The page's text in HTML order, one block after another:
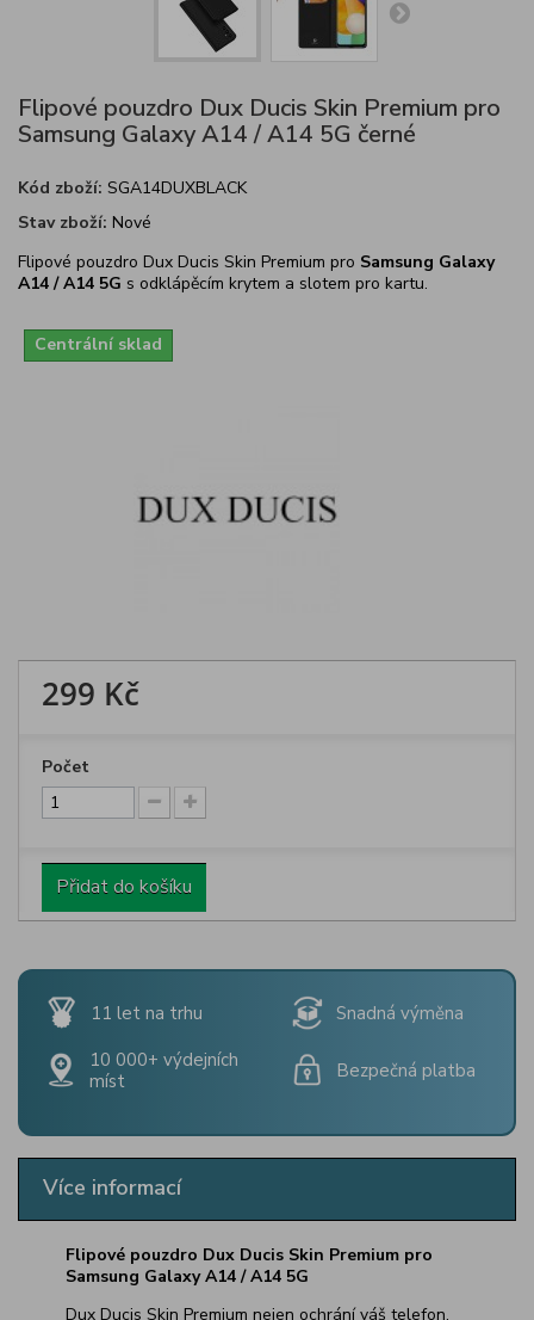
Flipové pouzdro Dux Ducis Skin Premium pro
Samsung Galaxy A14 / A14 5G černé
Kód zboží: SGA14DUXBLACK
Stav zboží: Nové
Flipové pouzdro Dux Ducis Skin Premium pro Samsung Galaxy
A14 / A14 5G s odklápěcím krytem a slotem pro kartu.
Centrální sklad
299 Kč
Počet
Přidat do košíku
11 let na trhu
Snadná výměna
10 000+ výdejních
míst
Bezpečná platba
Více informací
Flipové pouzdro Dux Ducis Skin Premium pro
Samsung Galaxy A14 / A14 5G
Dux Ducis Skin Premium nejen ochrání váš telefon,